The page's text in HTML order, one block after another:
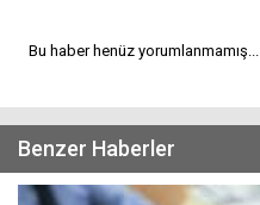
Bu haber henüz yorumlanmamış...
Benzer Haberler